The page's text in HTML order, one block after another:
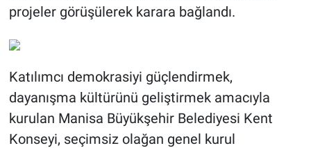
projeler görüşülerek karara bağlandı.
Katılımcı demokrasiyi güçlendirmek,
dayanışma kültürünü geliştirmek amacıyla
kurulan Manisa Büyükşehir Belediyesi Kent
Konseyi, seçimsiz olağan genel kurul